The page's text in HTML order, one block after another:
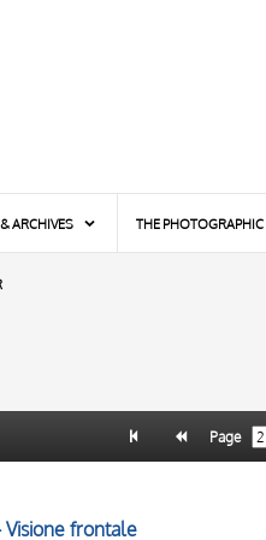
ARCHIVES THE PHOTOGRAPHIC
Page
frontale